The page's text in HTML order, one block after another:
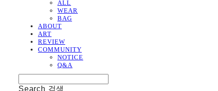
ALL
WEAR
BAG
ABOUT
ART
REVIEW
COMMUNITY
NOTICE
Q&A
Search 검색